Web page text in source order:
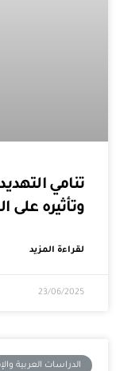
تنامي
وتأثيره على
لقراءة المزيد
23/06/2025
الدراسات العربية